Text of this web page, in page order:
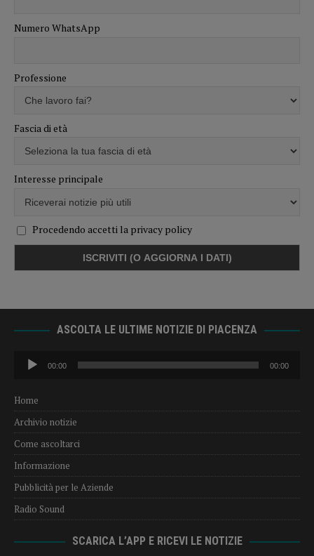
Numero WhatsApp
Professione
Fascia di età
Interesse principale
Procedendo accetti la privacy policy
ASCOLTA LE ULTIME NOTIZIE DI PIACENZA
Audio
Player
00:00 00:00
Home
Archivio notizie
Come ascoltarci
Informazione
Pubblicità per le Aziende
Radio Sound
SCARICA L’APP E RICEVI LE NOTIZIE